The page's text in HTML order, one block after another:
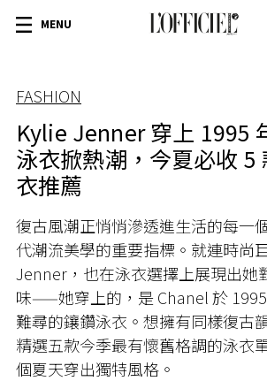
MENU
FASHION
Kylie Jenner 穿上 1995
泳衣掀熱潮，今夏必收 5
衣推薦
復古風潮正悄悄滲透進生活的每一
代潮流美學的重要指標。就連時尚
Jenner，也在泳衣選擇上展現出她
味——她穿上的，是 Chanel 於
難尋的鑲鑽泳衣。想擁有同樣復古
精選五款今季最有懷舊格調的泳衣
個夏天穿出獨特風格。